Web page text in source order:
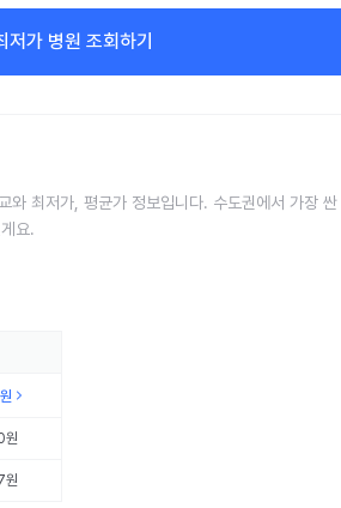
저가 병원 조회하기
최저가, 평균가 정보입니다. 수도권에서 가장 싼
요.